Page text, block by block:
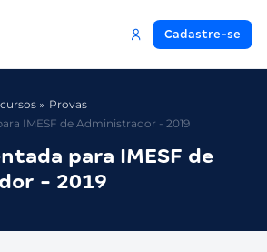
Cadastre-se
Provas
IMESF de Administrador - 2019
para IMESF de
- 2019